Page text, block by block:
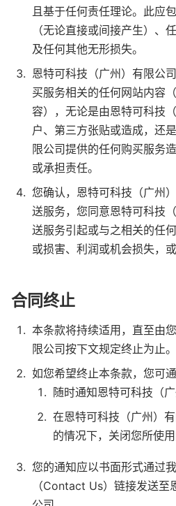
且基于任何责任理论。此应
（无论直接或间接产生）、
及任何其他无形损失。
恩特可科技（广州）有限公
买服务相关的任何网站内容
容），无论是由恩特可科技
户、第三方张贴或造成，还
限公司提供的任何购买服务
或承担责任。
您确认，恩特可科技（广州
送服务，您同意恩特可科技
送服务引起或与之相关的任
或损害、利润或机会损失，
合同终止
本条款将持续适用，直至由
限公司按下文规定终止为止。
如您希望终止本条款，您可
随时通知恩特可科技（
在恩特可科技（广州）
的情况下，关闭您所使
您的通知应以书面形式通过
（Contact Us）链接发送至